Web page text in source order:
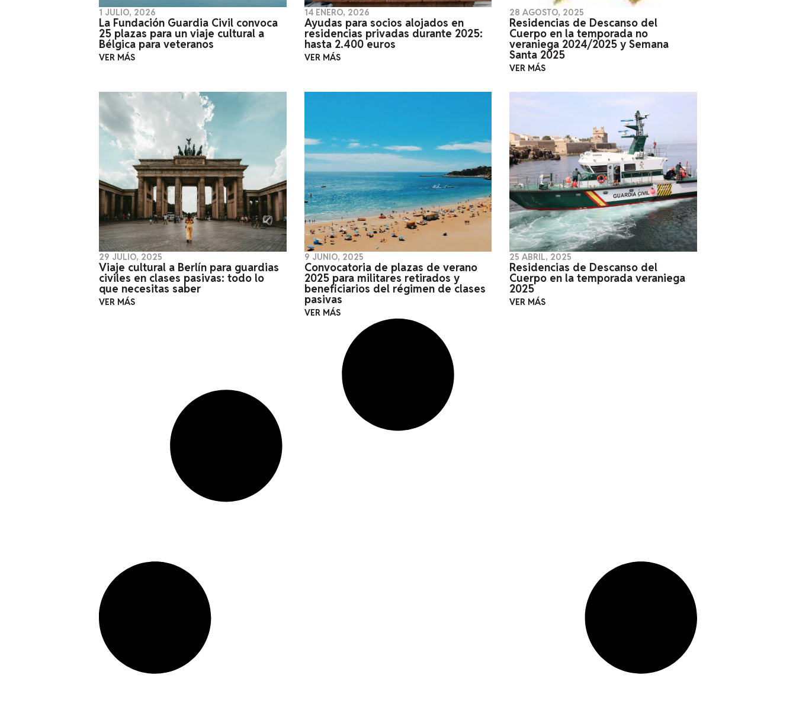
1 JULIO, 2026
La Fundación Guardia Civil convoca
25 plazas para un viaje cultural a
Bélgica para veteranos
VER MÁS
14 ENERO, 2026
Ayudas para socios alojados en
residencias privadas durante 2025:
hasta 2.400 euros
VER MÁS
28 AGOSTO, 2025
Residencias de Descanso del
Cuerpo en la temporada no
veraniega 2024/2025 y Semana
Santa 2025
VER MÁS
29 JULIO, 2025
Viaje cultural a Berlín para guardias
civiles en clases pasivas: todo lo
que necesitas saber
VER MÁS
9 JUNIO, 2025
Convocatoria de plazas de verano
2025 para militares retirados y
beneficiarios del régimen de clases
pasivas
VER MÁS
25 ABRIL, 2025
Residencias de Descanso del
Cuerpo en la temporada veraniega
2025
VER MÁS